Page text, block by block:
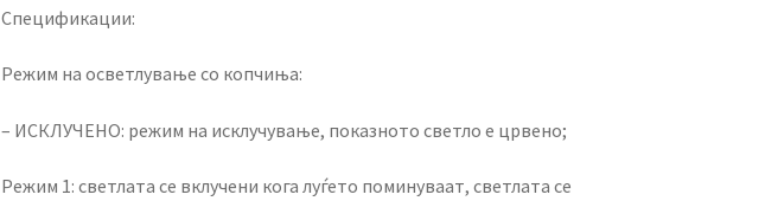
Спецификации:
Режим на осветлување со копчиња:
– ИСКЛУЧЕНО: режим на исклучување, показното светло е црвено;
Режим 1: светлата се вклучени кога луѓето поминуваат, светлата се